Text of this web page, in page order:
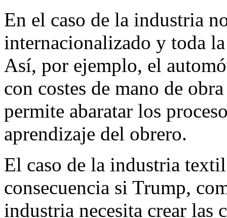
En el caso de la industria
internacionalizado y toda
Así, por ejemplo, el
con costes de mano de
permite abaratar los
aprendizaje del obrero.
El caso de la industria
consecuencia si Trump,
industria necesita crear las